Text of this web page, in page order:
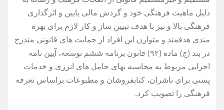
دلیل ماهیت فرهنگی خود و گردش مالی پایین و اثرگذاری
فرهنگی بالا و نیز با هدف تبیین ساز و کار لازم برای بهره
مندی هدفمند و متوازن این افراد از حمایت های قانونی مندرج
در بند (ج) ماده (۹۲) قانون برنامه ششم توسعه، آیین نامه
اجرایی مربوط به محاسبه بهای حامل های انرژی و خدمات
پستی برای ناشران، کتابفروشان و مطبوعات براساس تعرفه
فرهنگی را تصویب کرد.